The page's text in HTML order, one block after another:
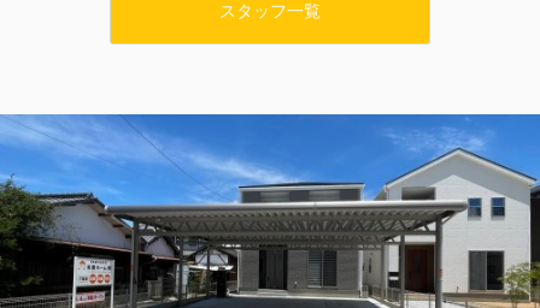
スタッフ一覧